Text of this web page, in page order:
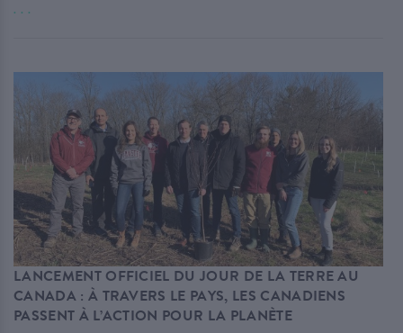
. . .
LANCEMENT OFFICIEL DU JOUR DE LA TERRE AU
CANADA : À TRAVERS LE PAYS, LES CANADIENS
PASSENT À L’ACTION POUR LA PLANÈTE